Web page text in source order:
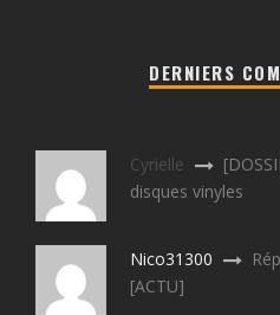
DERNIERS
Cyrielle
disques vinyles
Nico31300
[ACTU]